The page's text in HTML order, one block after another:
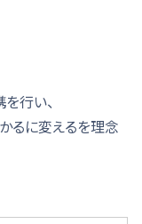
行い、
るに変えるを理念